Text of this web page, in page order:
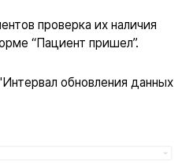
проверка их наличия
“Пациент пришел”.
обновления данных